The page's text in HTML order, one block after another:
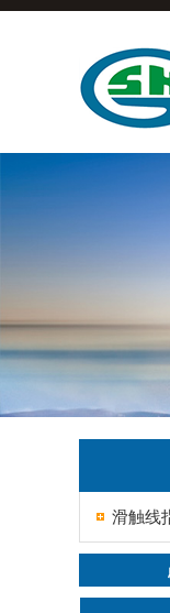
滑触线